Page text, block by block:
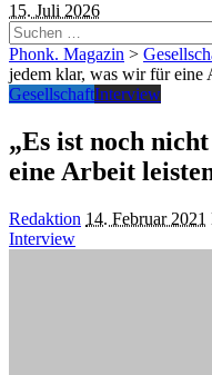
15. Juli 2026
Suchen
nach:
Phonk. Magazin >
jedem klar, was wir für eine
GesellschaftInterview
„Es ist noch
eine Arbeit
Posted
by
Redaktion 14. Februar 2021
Interview